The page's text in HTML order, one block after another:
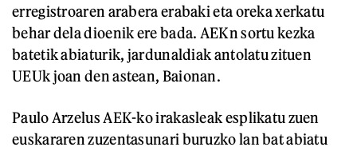
erregistroaren arabera erabaki eta oreka xerkatu
behar dela dioenik ere bada. AEKn sortu kezka
batetik abiaturik, jardunaldiak antolatu zituen
UEUk joan den astean, Baionan.
Paulo Arzelus AEK-ko irakasleak esplikatu zuen
euskararen zuzentasunari buruzko lan bat abiatu